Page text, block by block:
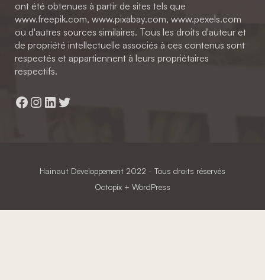
ont été obtenues à partir de sites tels que
www.freepik.com, www.pixabay.com, www.pexels.com
ou d'autres sources similaires. Tous les droits d'auteur et
de propriété intellectuelle associés à ces contenus sont
respectés et appartiennent à leurs propriétaires
respectifs.
Facebook
Instagram
LinkedIn
Twitter
Hainaut Développement 2022 - Tous droits réservés
Octopix + WordPress